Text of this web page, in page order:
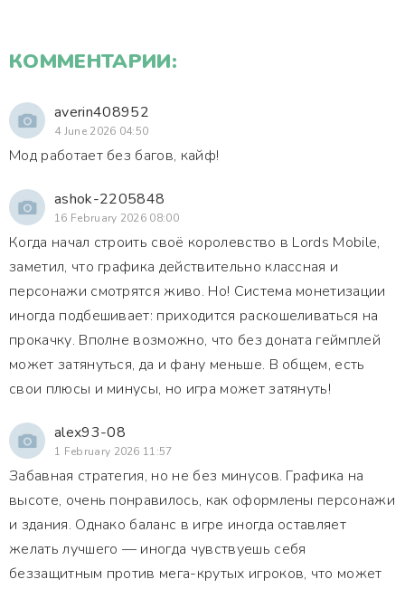
КОММЕНТАРИИ:
averin408952
4 June 2026 04:50
Мод работает без багов, кайф!
ashok-2205848
16 February 2026 08:00
Когда начал строить своё королевство в Lords Mobile,
заметил, что графика действительно классная и
персонажи смотрятся живо. Но! Система монетизации
иногда подбешивает: приходится раскошеливаться на
прокачку. Вполне возможно, что без доната геймплей
может затянуться, да и фану меньше. В общем, есть
свои плюсы и минусы, но игра может затянуть!
alex93-08
1 February 2026 11:57
Забавная стратегия, но не без минусов. Графика на
высоте, очень понравилось, как оформлены персонажи
и здания. Однако баланс в игре иногда оставляет
желать лучшего — иногда чувствуешь себя
беззащитным против мега-крутых игроков, что может